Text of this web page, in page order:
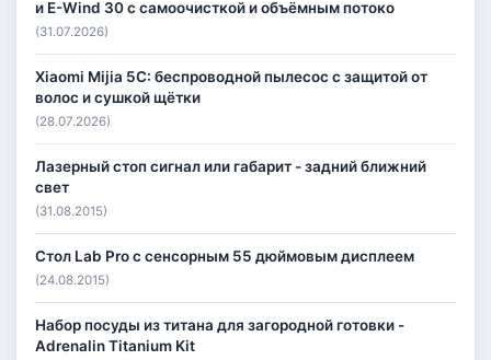
и E-Wind 30 с самоочисткой и объёмным потоко
(31.07.2026)
Xiaomi Mijia 5C: беспроводной пылесос с защитой от
волос и сушкой щётки
(28.07.2026)
Лазерный стоп сигнал или габарит - задний ближний
свет
(31.08.2015)
Стол Lab Pro с сенсорным 55 дюймовым дисплеем
(24.08.2015)
Набор посуды из титана для загородной готовки -
Adrenalin Titanium Kit